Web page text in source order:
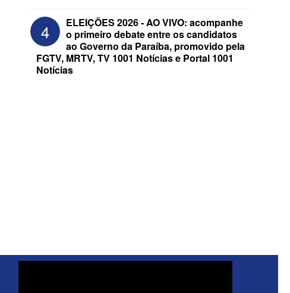
4
ELEIÇÕES 2026 - AO VIVO: acompanhe
o primeiro debate entre os candidatos
ao Governo da Paraíba, promovido pela
FGTV, MRTV, TV 1001 Notícias e Portal 1001
Notícias